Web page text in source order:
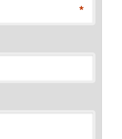
*